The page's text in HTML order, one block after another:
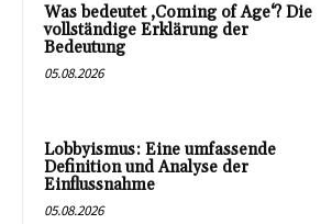
Was bedeutet ‚Coming of Age‘? Die
vollständige Erklärung der
Bedeutung
05.08.2026
Lobbyismus: Eine umfassende
Definition und Analyse der
Einflussnahme
05.08.2026